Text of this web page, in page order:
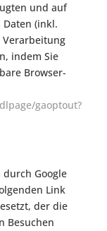
und auf
(inkl.
Verarbeitung
indem Sie
Browser-
gaoptout?
Google
Link
der die
Besuchen